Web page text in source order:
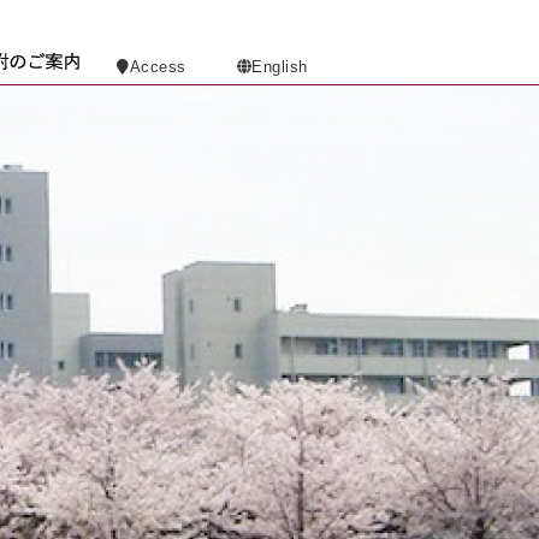
Access English